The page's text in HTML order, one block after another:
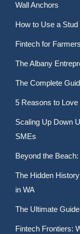
Wall Anchors
How to Use a
Fintech for
The Albany
The Complete
5 Reasons to
Scaling Up Down
SMEs
Beyond the
The Hidden
in WA
The Ultimate
Fintech Frontiers: